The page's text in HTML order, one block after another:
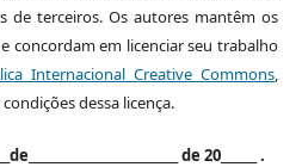
de terceiros. Os autores mantêm os
concordam em licenciar seu trabalho
Internacional Creative Commons,
dessa licença.
de 20______ .